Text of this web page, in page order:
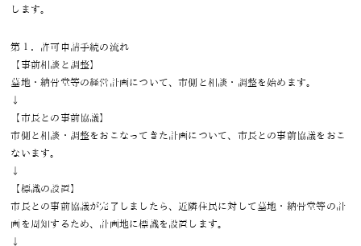
します。
第１．許可申請手続の流れ
【事前相談と調整】
墓地・納骨堂等の経営計画について、市側と相談・調整を始めます。
↓
【市長との事前協議】
市側と相談・調整をおこなってきた計画について、市長との事前協議をおこ
ないます。
↓
【標識の設置】
市長との事前協議が完了しましたら、近隣住民に対して墓地・納骨堂等の計
画を周知するため、計画地に標識を設置します。
↓